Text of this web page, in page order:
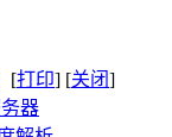
[打印] [关闭]
器